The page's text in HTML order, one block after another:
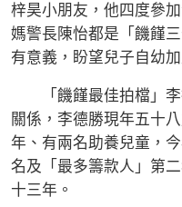
梓昊小朋友，他四度參
媽警長陳怡都是「饑饉
有意義，盼望兒子自幼
「饑饉最佳拍檔」李
關係，李德勝現年五十
年、有兩名助養兒童，
名及「最多籌款人」第
十三年。